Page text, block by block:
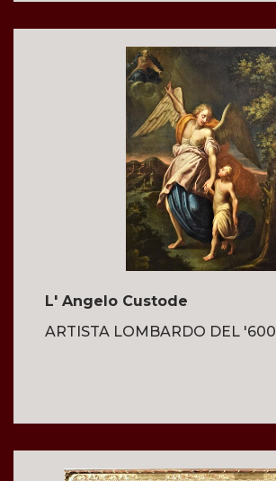
L' Angelo Custode
ARTISTA LOMBARDO DEL '600